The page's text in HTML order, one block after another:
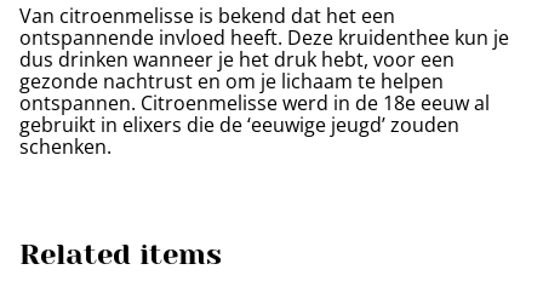
Van citroenmelisse is bekend dat het een
ontspannende invloed heeft. Deze kruidenthee kun je
dus drinken wanneer je het druk hebt, voor een
gezonde nachtrust en om je lichaam te helpen
ontspannen. Citroenmelisse werd in de 18e eeuw al
gebruikt in elixers die de ‘eeuwige jeugd’ zouden
schenken.
Related items